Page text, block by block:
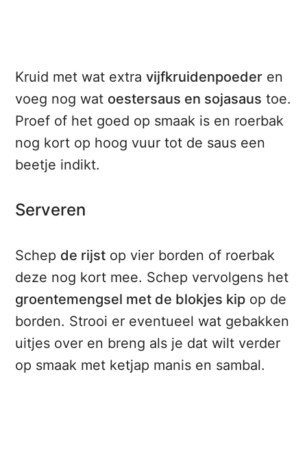
Kruid met wat extravijfkruidenpoeder en
voeg nog wat oestersaus en sojasaus toe.
Proef of het goed op smaak is en roerbak
nog kort op hoog vuur tot de saus een
beetje indikt.
Serveren
Schep de rijst op vier borden of roerbak
deze nog kort mee. Schep vervolgens het
groentemengsel met de blokjes kip op de
borden. Strooi er eventueel wat gebakken
uitjes over en breng als je dat wilt verder
op smaak met ketjap manis en sambal.